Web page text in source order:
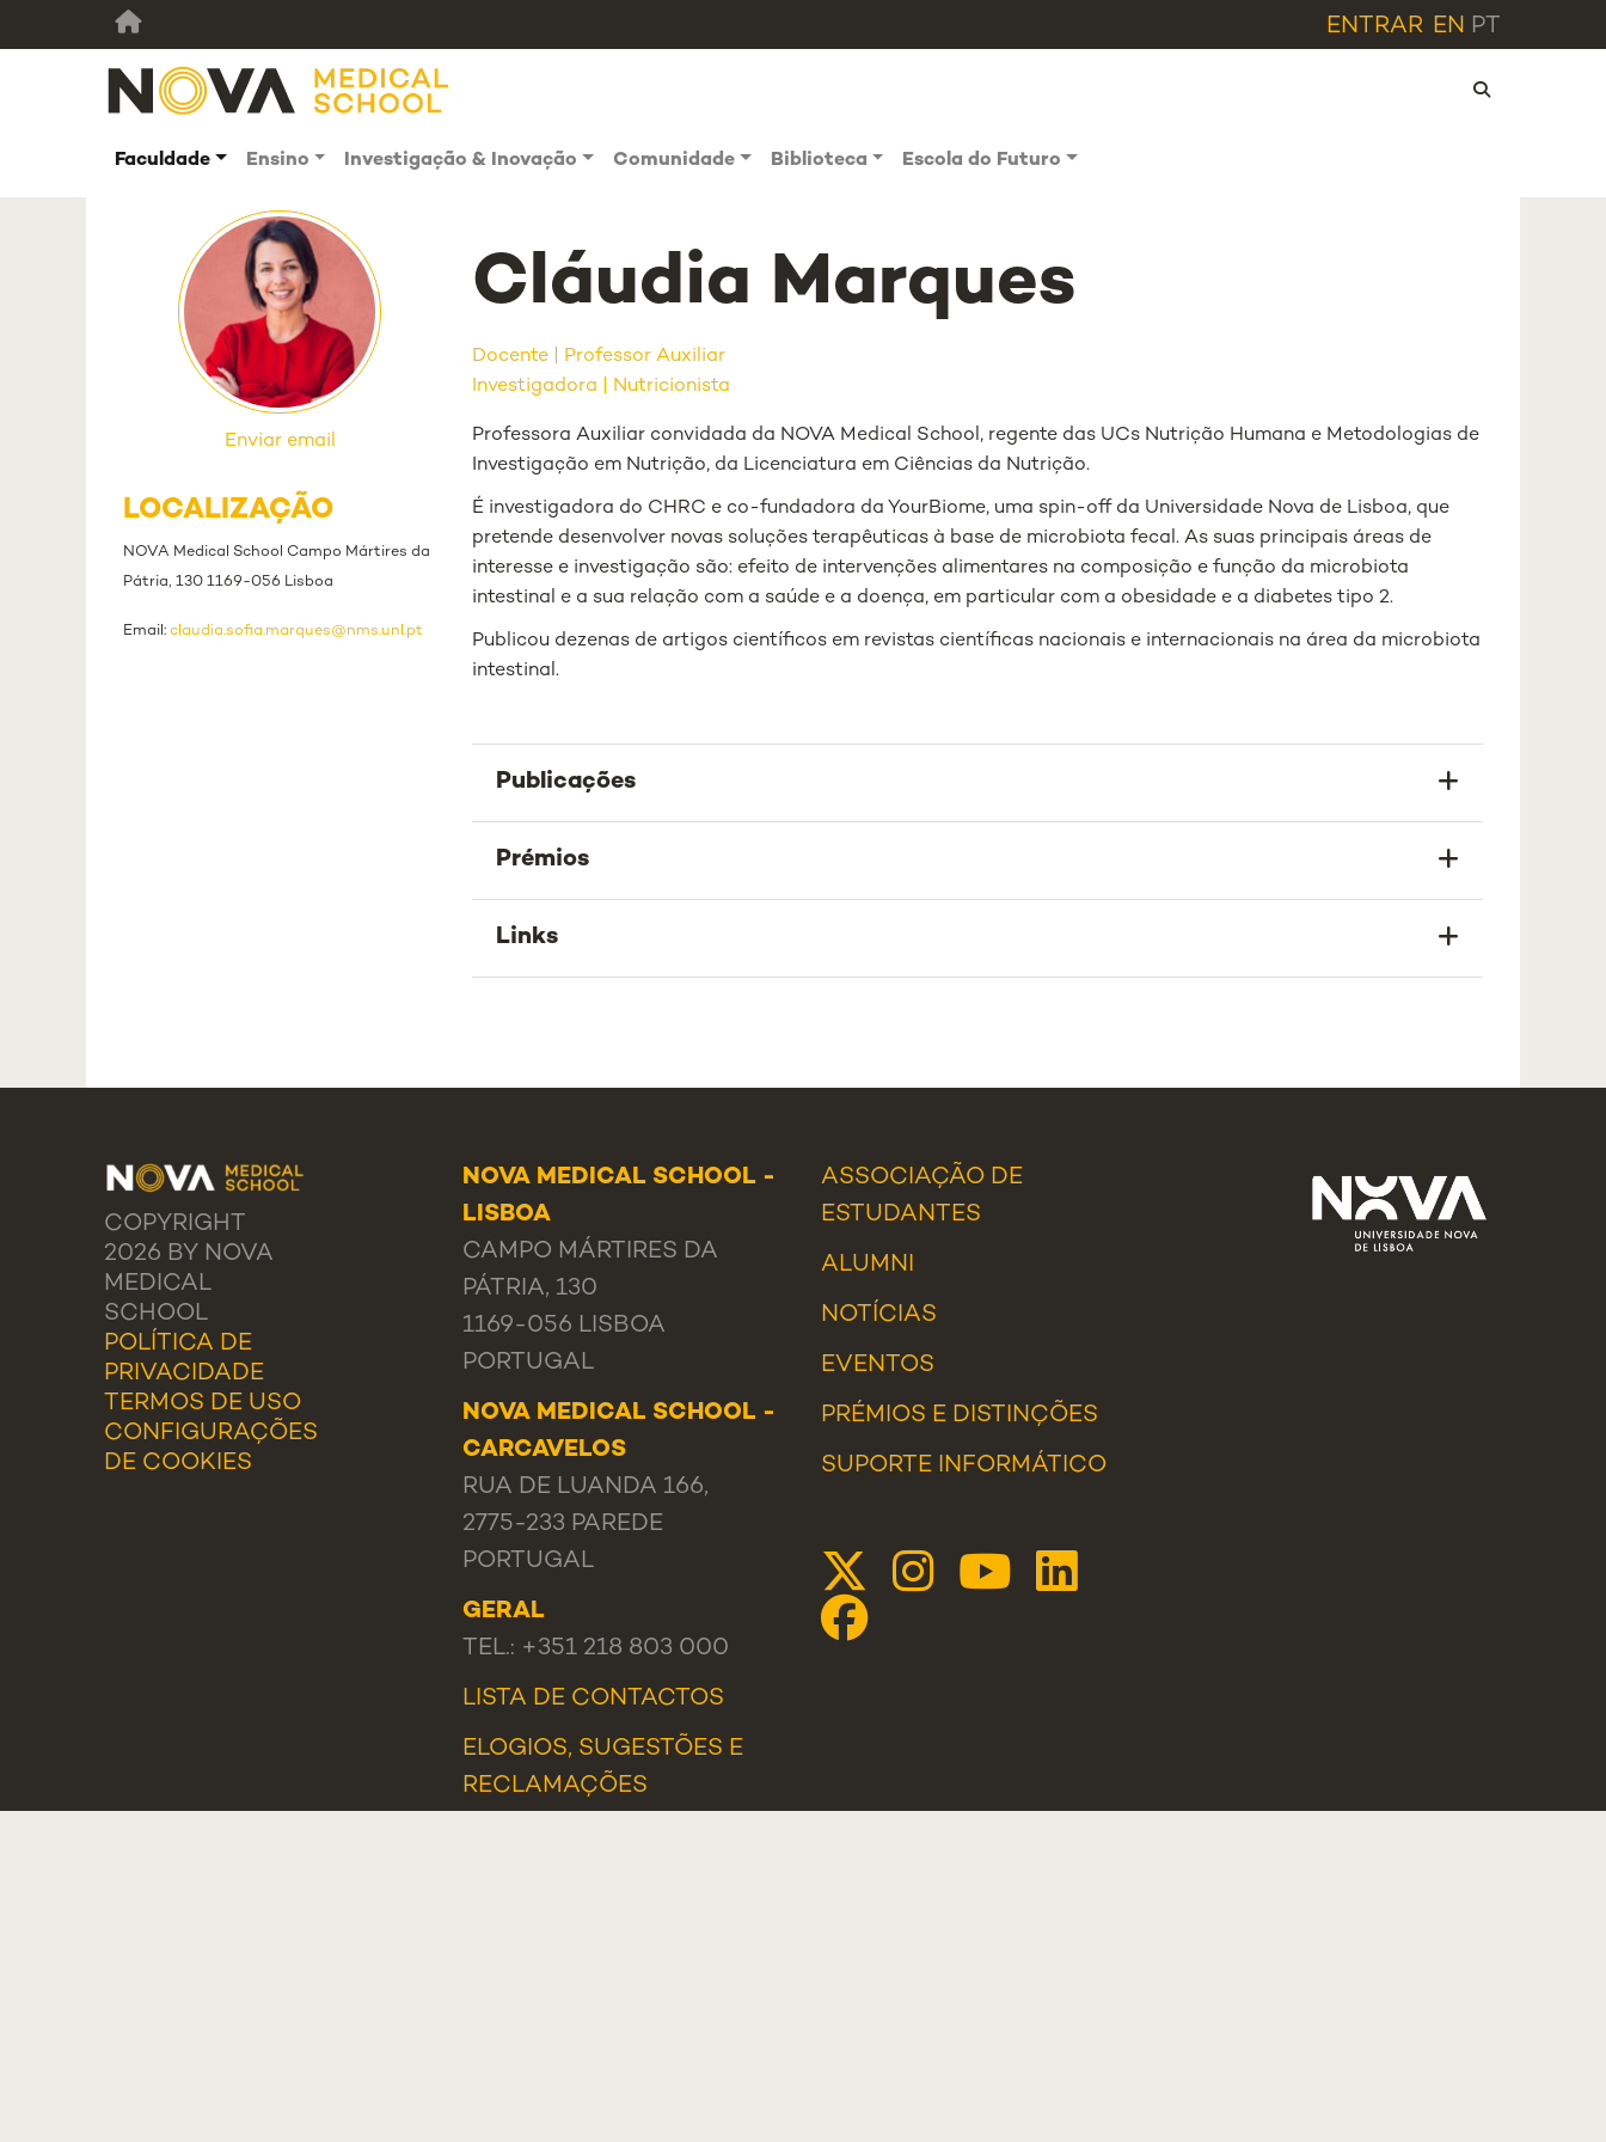
ENTRAR EN PT
Faculdade Ensino Investigação & Inovação Comunidade Biblioteca Escola do Futuro
Enviar email
LOCALIZAÇÃO
NOVA Medical School Campo Mártires da
Pátria, 130 1169-056 Lisboa
Email: claudia.sofia.marques@nms.unl.pt
Cláudia Marques
Docente
Professor Auxiliar
Investigadora | Nutricionista
Professora Auxiliar convidada da NOVA Medical School, regente das UCs Nutrição Humana e Metodologias de
Investigação em Nutrição, da Licenciatura em Ciências da Nutrição.
É investigadora do CHRC e co-fundadora da YourBiome, uma spin-off da Universidade Nova de Lisboa, que
pretende desenvolver novas soluções terapêuticas à base de microbiota fecal. As suas principais áreas de
interesse e investigação são: efeito de intervenções alimentares na composição e função da microbiota
intestinal e a sua relação com a saúde e a doença, em particular com a obesidade e a diabetes tipo 2.
Publicou dezenas de artigos científicos em revistas científicas nacionais e internacionais na área da microbiota
intestinal.
Publicações
Prémios
Links
COPYRIGHT
2026 BY NOVA
MEDICAL
SCHOOL
POLÍTICA DE
PRIVACIDADE
TERMOS DE USO
CONFIGURAÇÕES
DE COOKIES
NOVA MEDICAL SCHOOL -
LISBOA
CAMPO MÁRTIRES DA
PÁTRIA, 130
1169-056 LISBOA
PORTUGAL
NOVA MEDICAL SCHOOL -
CARCAVELOS
RUA DE LUANDA 166,
2775-233 PAREDE
PORTUGAL
GERAL
TEL.: +351 218 803 000
LISTA DE CONTACTOS
ELOGIOS, SUGESTÕES E
RECLAMAÇÕES
ASSOCIAÇÃO DE
ESTUDANTES
ALUMNI
NOTÍCIAS
EVENTOS
PRÉMIOS E DISTINÇÕES
SUPORTE INFORMÁTICO